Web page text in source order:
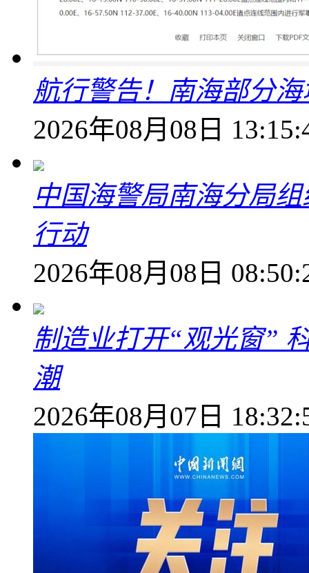
航行警告！南海部分
2026年08月08日
中国海警局南海分局
行动
2026年08月08日
制造业打开“观光窗”
潮
2026年08月07日